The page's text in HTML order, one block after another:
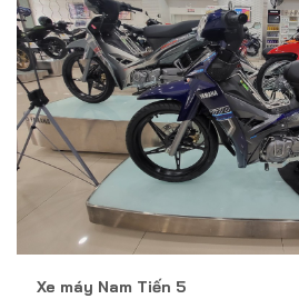
Xe máy Nam Tiến 5